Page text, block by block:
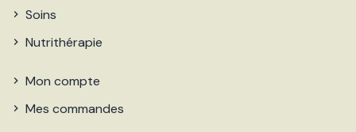
Soins
Nutrithérapie
Mon compte
Mes commandes